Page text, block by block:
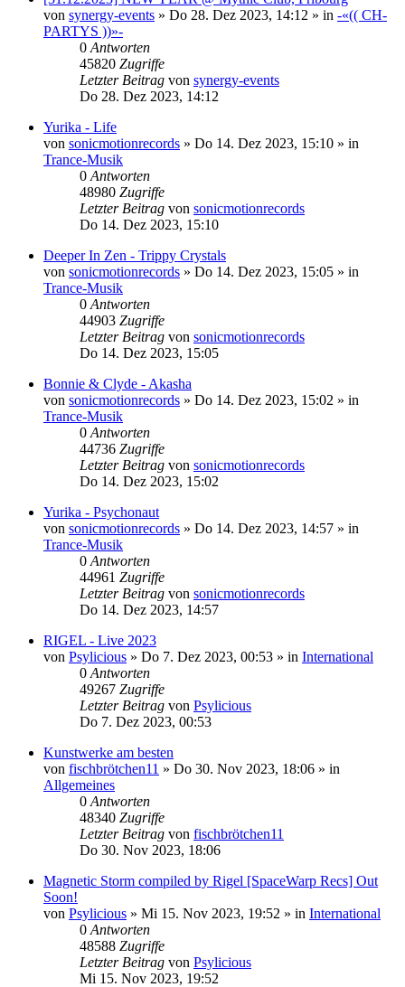
von synergy-events » Do 28. Dez 2023, 14:12 » in -«(( CH-
PARTYS ))»-
0 Antworten
45820 Zugriffe
Letzter Beitrag von synergy-events
Do 28. Dez 2023, 14:12
Yurika - Life
von sonicmotionrecords » Do 14. Dez 2023, 15:10 » in
Trance-Musik
0 Antworten
48980 Zugriffe
Letzter Beitrag von sonicmotionrecords
Do 14. Dez 2023, 15:10
Deeper In Zen - Trippy Crystals
von sonicmotionrecords » Do 14. Dez 2023, 15:05 » in
Trance-Musik
0 Antworten
44903 Zugriffe
Letzter Beitrag von sonicmotionrecords
Do 14. Dez 2023, 15:05
Bonnie & Clyde - Akasha
von sonicmotionrecords » Do 14. Dez 2023, 15:02 » in
Trance-Musik
0 Antworten
44736 Zugriffe
Letzter Beitrag von sonicmotionrecords
Do 14. Dez 2023, 15:02
Yurika - Psychonaut
von sonicmotionrecords » Do 14. Dez 2023, 14:57 » in
Trance-Musik
0 Antworten
44961 Zugriffe
Letzter Beitrag von sonicmotionrecords
Do 14. Dez 2023, 14:57
RIGEL - Live 2023
von Psylicious » Do 7. Dez 2023, 00:53 » in International
0 Antworten
49267 Zugriffe
Letzter Beitrag von Psylicious
Do 7. Dez 2023, 00:53
Kunstwerke am besten
von fischbrötchen11 » Do 30. Nov 2023, 18:06 » in
Allgemeines
0 Antworten
48340 Zugriffe
Letzter Beitrag von fischbrötchen11
Do 30. Nov 2023, 18:06
Magnetic Storm compiled by Rigel [SpaceWarp Recs] Out
Soon!
von Psylicious » Mi 15. Nov 2023, 19:52 » in International
0 Antworten
48588 Zugriffe
Letzter Beitrag von Psylicious
Mi 15. Nov 2023, 19:52